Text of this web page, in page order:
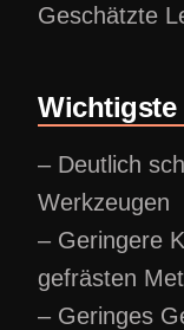
Geschätzte
Wichtigste
– Deutlich
Werkzeugen
– Geringere
gefrästen
– Geringes